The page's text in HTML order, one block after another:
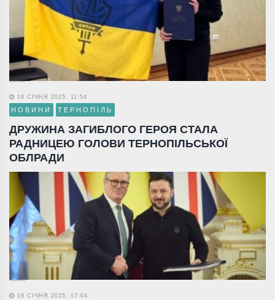
18 СІЧНЯ 2025, 11:54
НОВИНИ ТЕРНОПІЛЬ
ДРУЖИНА ЗАГИБЛОГО ГЕРОЯ СТАЛА
РАДНИЦЕЮ ГОЛОВИ ТЕРНОПІЛЬСЬКОЇ
ОБЛРАДИ
16 СІЧНЯ 2025, 17:04